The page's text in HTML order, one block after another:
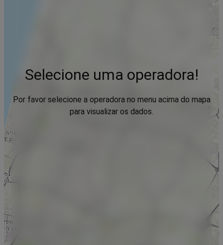
Selecione uma operadora!
Por favor selecione a operadora no menu acima do mapa
para visualizar os dados.